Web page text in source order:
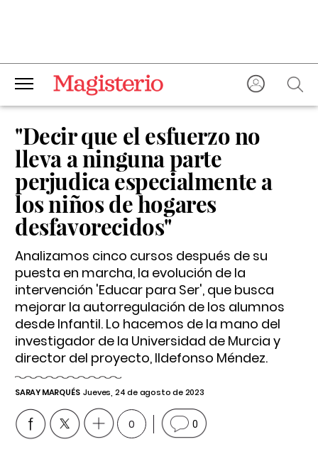
"Decir que el esfuerzo no
lleva a ninguna parte
perjudica especialmente a
los niños de hogares
desfavorecidos"
Analizamos cinco cursos después de su
puesta en marcha, la evolución de la
intervención 'Educar para Ser', que busca
mejorar la autorregulación de los alumnos
desde Infantil. Lo hacemos de la mano del
investigador de la Universidad de Murcia y
director del proyecto, Ildefonso Méndez.
SARAY MARQUÉS Jueves, 24 de agosto de 2023
0 0